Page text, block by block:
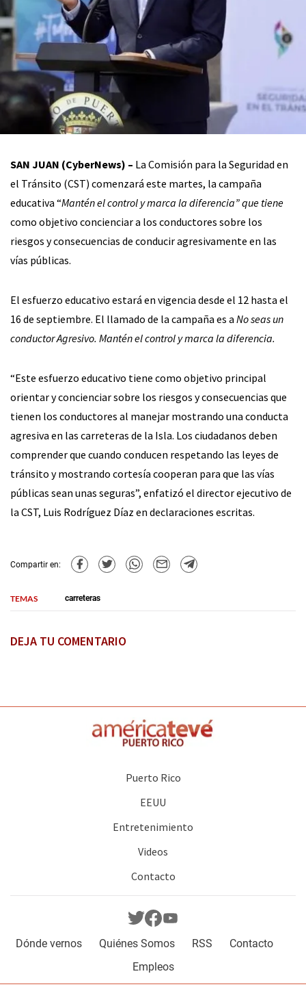
SAN JUAN (CyberNews) – La Comisión para la Seguridad en
el Tránsito (CST) comenzará este martes, la campaña
educativa “Mantén el control y marca la diferencia” que tiene
como objetivo concienciar a los conductores sobre los
riesgos y consecuencias de conducir agresivamente en las
vías públicas.
El esfuerzo educativo estará en vigencia desde el 12 hasta el
16 de septiembre. El llamado de la campaña es a No seas un
conductor Agresivo. Mantén el control y marca la diferencia.
“Este esfuerzo educativo tiene como objetivo principal
orientar y concienciar sobre los riesgos y consecuencias que
tienen los conductores al manejar mostrando una conducta
agresiva en las carreteras de la Isla. Los ciudadanos deben
comprender que cuando conducen respetando las leyes de
tránsito y mostrando cortesía cooperan para que las vías
públicas sean unas seguras”, enfatizó el director ejecutivo de
la CST, Luis Rodríguez Díaz en declaraciones escritas.
Compartir en:
TEMAS carreteras
DEJA TU COMENTARIO
Puerto Rico
EEUU
Entretenimiento
Videos
Contacto
Dónde vernos Quiénes Somos RSS
Contacto
Empleos